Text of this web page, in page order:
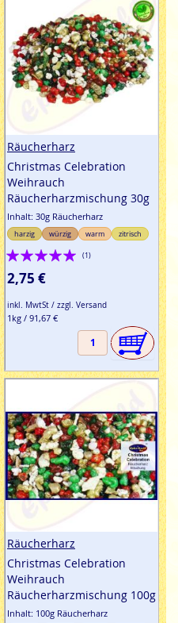
Räucherharz
Christmas Celebration
Weihrauch
Räucherharzmischung 30g
Inhalt: 30g Räucherharz
harzig würzig warm zitrisch
Bewertung:
100%
(1)
2,75 €
inkl. MwtSt / zzgl. Versand
1kg / 91,67 €
Räucherharz
Christmas Celebration
Weihrauch
Räucherharzmischung 100g
Inhalt: 100g Räucherharz